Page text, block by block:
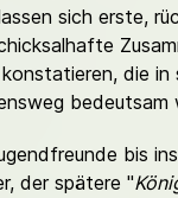
sich erste,
die in
bedeutsam
bis
der spätere "